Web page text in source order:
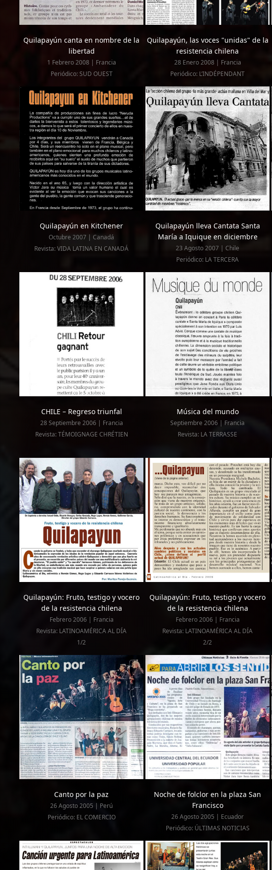
Quilapayún canta en nombre de la
libertad
1 Febrero 2008 | Francia
Periódico: SUD OUEST
Quilapayún, las voces "unidas" de la
resistencia chilena
28 Enero 2008 | Francia
Periódico: L’INDÉPENDANT
Quilapayún en Kitchener
Octubre 2007 | Canadá
Revista: VIDA LATINA EN CANADÁ
Quilapayún lleva Cantata Santa
María a Iquique en diciembre
23 Agosto 2007 | Chile
Periódico: LA TERCERA
CHILE – Regreso triunfal
28 Septiembre 2006 | Francia
Revista: TÉMOIGNAGE CHRÉTIEN
Música del mundo
Septiembre 2006 | Francia
Revista: LA TERRASSE
Quilapayún: Fruto, testigo y vocero
de la resistencia chilena
Febrero 2006 | Francia
Revista: LATINOAMÉRICA AL DÍA
1/2
Quilapayún: Fruto, testigo y vocero
de la resistencia chilena
Febrero 2006 | Francia
Revista: LATINOAMÉRICA AL DÍA
2/2
Canto por la paz
26 Agosto 2005 | Perú
Periódico: EL COMERCIO
Noche de folclor en la plaza San
Francisco
26 Agosto 2005 | Ecuador
Periódico: ÚLTIMAS NOTICIAS